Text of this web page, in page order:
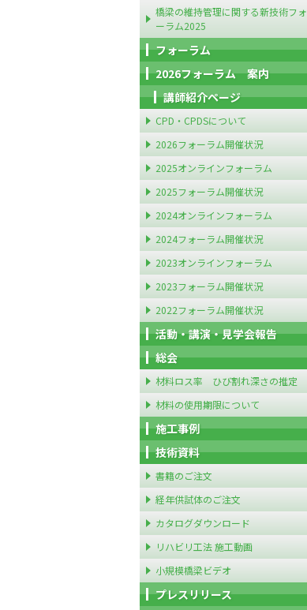
橋梁の維持管理に関する新技術フォ
ーラム2025
フォーラム
2026フォーラム 案内
講師紹介ページ
CPD・CPDSについて
2026フォーラム開催状況
2025オンラインフォーラム
2025フォーラム開催状況
2024オンラインフォーラム
2024フォーラム開催状況
2023オンラインフォーラム
2023フォーラム開催状況
2022フォーラム開催状況
活動・講演・見学会報告
総会
材料ロス率 ひび割れ深さの推定
材料の使用期限について
施工事例
技術資料
書籍のご注文
経年供試体のご注文
カタログダウンロード
リハビリ工法 施工動画
小規模橋梁ビデオ
プレスリリース